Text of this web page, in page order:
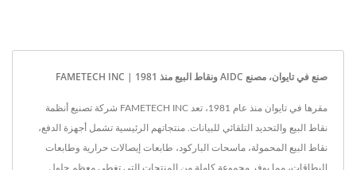
صنع في تايوان، مصنع AIDC ونقاط البيع منذ 1981 | FAMETECH INC
مقرها في تايوان منذ عام 1981، تعد FAMETECH INC شركة تصنيع أنظمة
نقاط البيع والتحديد التلقائي للبيانات. منتجاتهم الرئيسية تشمل أجهزة الدفع،
نقاط البيع المحمولة، ماسحات الباركود، طابعات إيصالات حرارية وطابعات
البطاقات، مما يوفر مجموعة كاملة من المنتجات التي تغطي معظم حلول